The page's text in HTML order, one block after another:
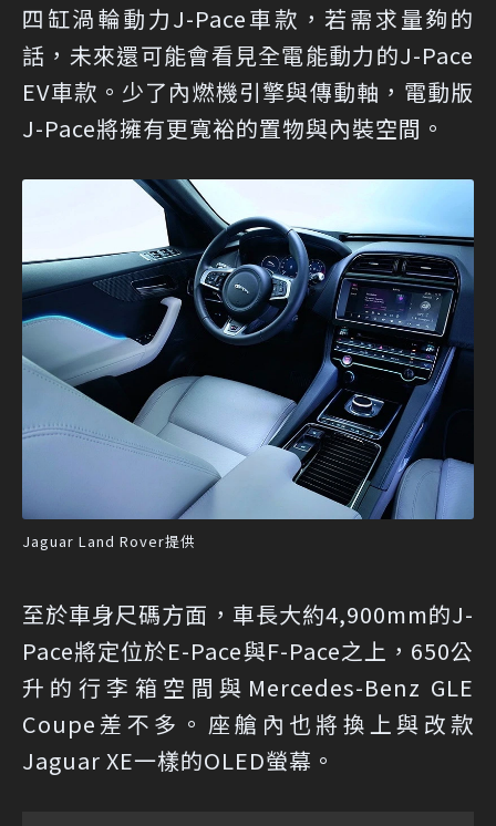
四缸渦輪動力J-Pace車款，若需求量夠的
話，未來還可能會看見全電能動力的J-Pace
EV車款。少了內燃機引擎與傳動軸，電動版
J-Pace將擁有更寬裕的置物與內裝空間。
Jaguar Land Rover提供
至於車身尺碼方面，車長大約4,900mm的J-
Pace將定位於E-Pace與F-Pace之上，650公
升的行李箱空間與Mercedes-Benz GLE
Coupe差不多。座艙內也將換上與改款
Jaguar XE一樣的OLED螢幕。